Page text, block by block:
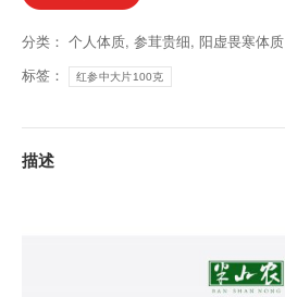
分类： 个人体质, 参茸贵细, 阳虚畏寒体质
标签：
红参中大片100克
描述